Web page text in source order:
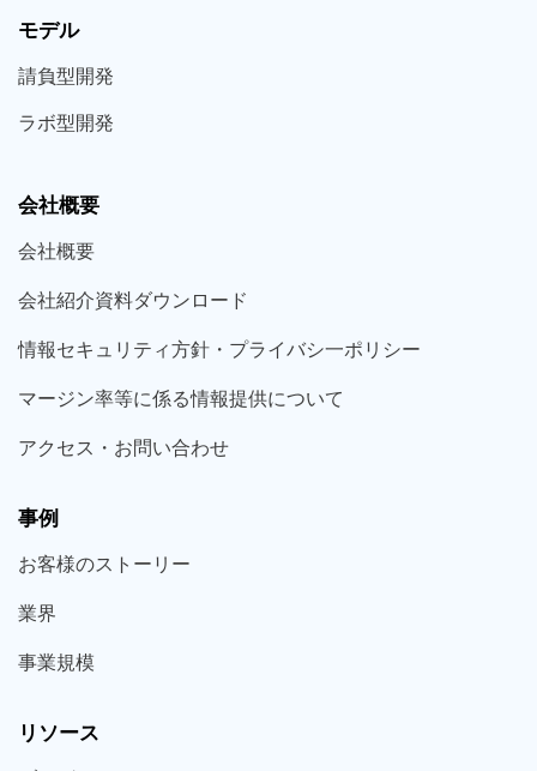
モデル
請負型開発
ラボ型開発
会社概要
会社概要
会社紹介資料ダウンロード
情報セキュリティ方針・プライバシ一ポリシー
マージン率等に係る情報提供について
アクセス・お問い合わせ
事例
お客様のストーリー
業界
事業規模
リソース